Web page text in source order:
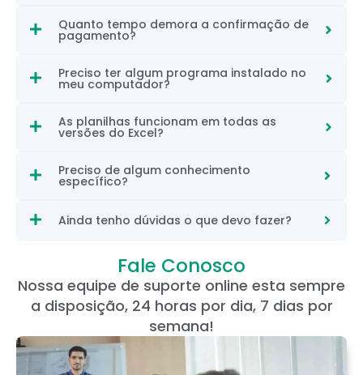
Quanto tempo demora a confirmação de
pagamento?
Preciso ter algum programa instalado no
meu computador?
As planilhas funcionam em todas as
versões do Excel?
Preciso de algum conhecimento
específico?
Ainda tenho dúvidas o que devo fazer?
Fale Conosco
Nossa equipe de suporte online esta sempre
a disposição, 24 horas por dia, 7 dias por
semana!